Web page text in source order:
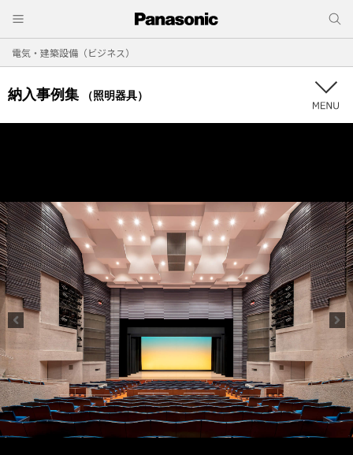
電気・建築設備（ビジネス）
納入事例集 （照明器具）